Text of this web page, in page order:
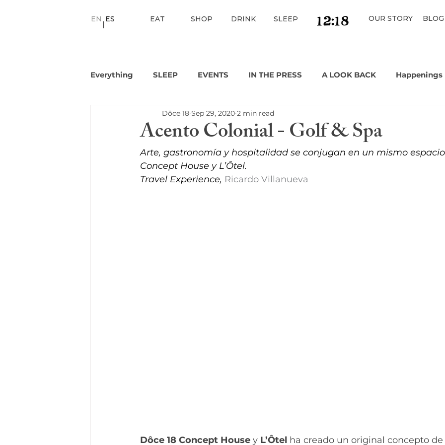
EN ES
|
EAT SHOP DRINK SLEEP OUR STORY BLOG
Everything SLEEP EVENTS IN THE PRESS A LOOK BACK Happenings
Acento Colonial - Golf & Spa
Dôce 18 Sep 29, 2020 2 min read
Arte, gastronomía y hospitalidad se conjugan en un mismo
Concept House y L’Ôtel.
Travel Experience, Ricardo Villanueva
Dôce 18 Concept House y L’Ôtel ha creado un original concepto